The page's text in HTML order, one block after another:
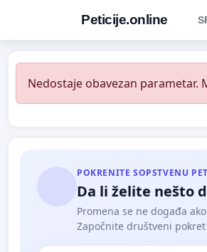
Peticije.online
Nedostaje obavezan
POKRENITE SOPSTVENU
Da li želite nešto
Promena se ne događa
Započnite društveni